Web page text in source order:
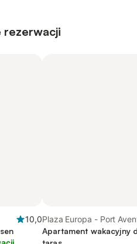
rezerwacji
10,0Plaza Europa - Port
Apartament wakacyjny